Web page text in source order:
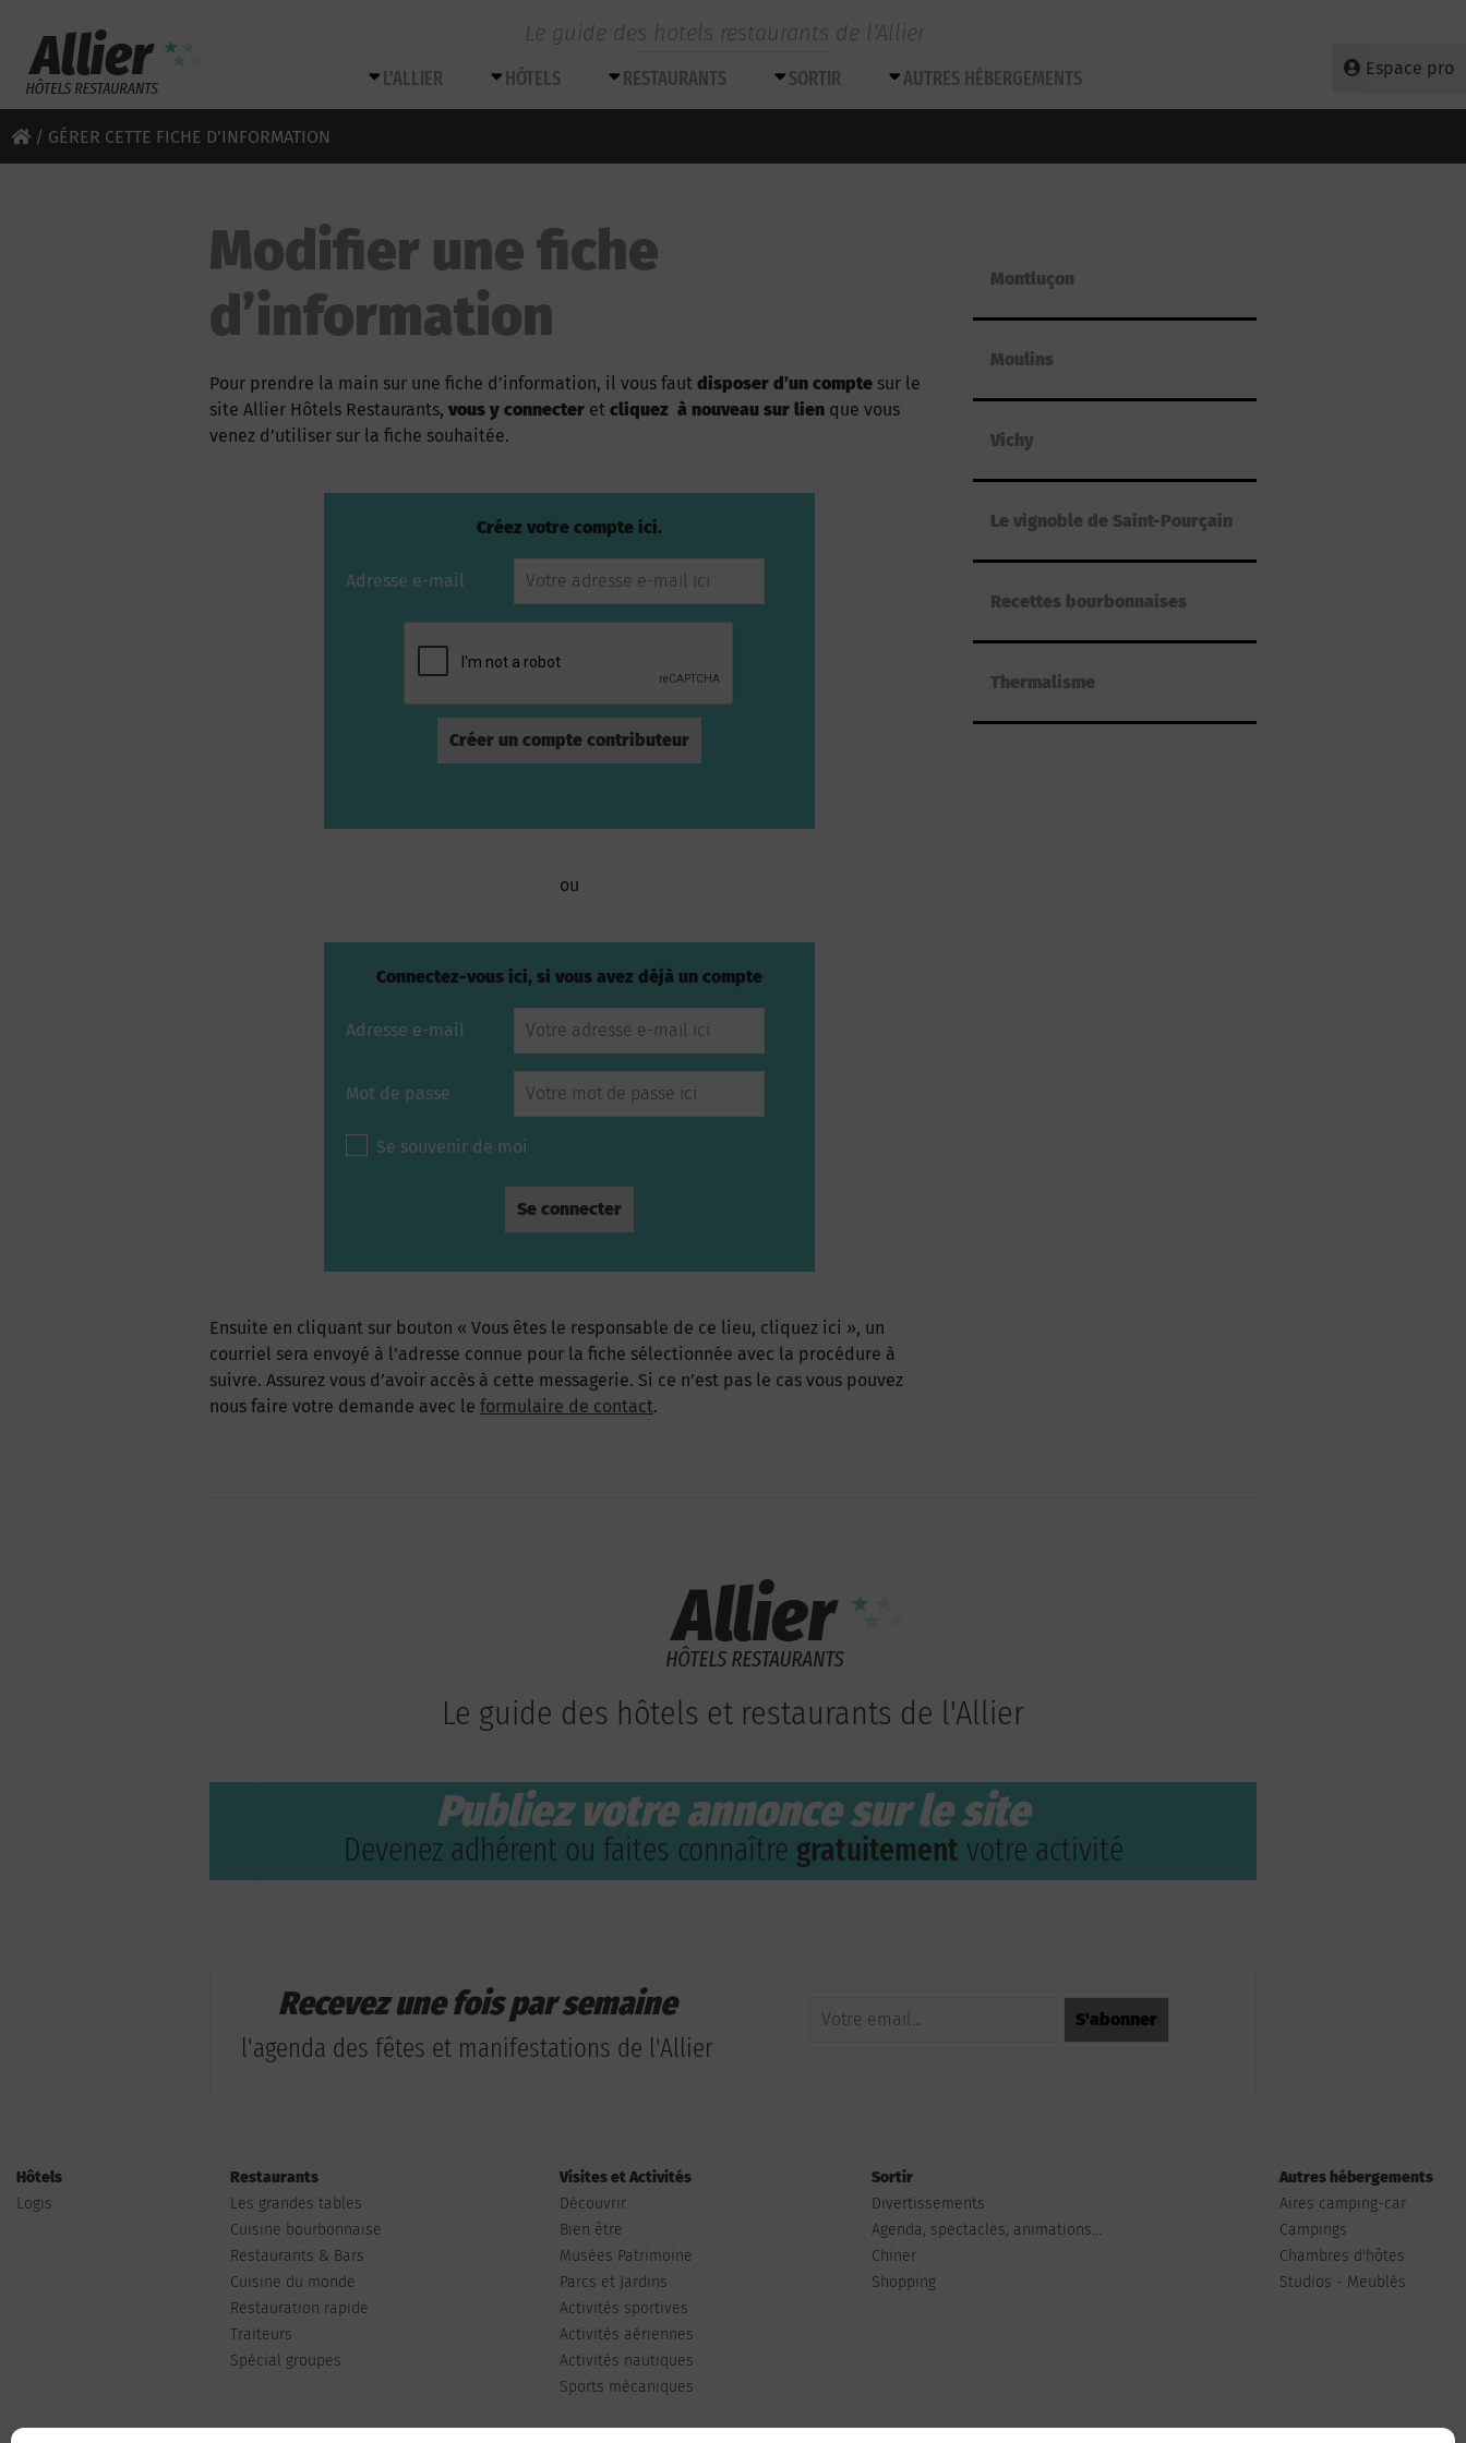
Le guide des hotels restaurants de l’Allier
Espace pro
L’ALLIER HÔTELS RESTAURANTS SORTIR AUTRES HÉBERGEMENTS
/ GÉRER CETTE FICHE D’INFORMATION
Modifier une fiche
d’information
Pour prendre la main sur une fiche d’information, il vous faut disposer d’un compte sur le
site Allier Hôtels Restaurants, vous y connecter et cliquez à nouveau sur lien que vous
venez d’utiliser sur la fiche souhaitée.
Créez votre compte ici.
Adresse e-mail
ou
Connectez-vous ici, si vous avez déjà un compte
Adresse e-mail
Mot de passe
Se souvenir de moi
Ensuite en cliquant sur bouton « Vous êtes le responsable de ce lieu, cliquez ici », un
courriel sera envoyé à l’adresse connue pour la fiche sélectionnée avec la procédure à
suivre. Assurez vous d’avoir accès à cette messagerie. Si ce n’est pas le cas vous pouvez
nous faire votre demande avec le formulaire de contact.
Montluçon
Moulins
Vichy
Le vignoble de Saint-Pourçain
Recettes bourbonnaises
Thermalisme
Le guide des hôtels et restaurants de l'Allier
Publiez votre annonce sur le site
Devenez adhérent ou faites connaître gratuitement votre activité
Recevez une fois par semaine
l'agenda des fêtes et manifestations de l'Allier
Hôtels
Logis
Restaurants
Les grandes tables
Cuisine bourbonnaise
Restaurants & Bars
Cuisine du monde
Restauration rapide
Traiteurs
Spécial groupes
Visites et Activités
Découvrir
Bien être
Musées Patrimoine
Parcs et Jardins
Activités sportives
Activités aériennes
Activités nautiques
Sports mécaniques
Sortir
Divertissements
Agenda, spectacles, animations...
Chiner
Shopping
Autres hébergements
Aires camping-car
Campings
Chambres d'hôtes
Studios - Meublés